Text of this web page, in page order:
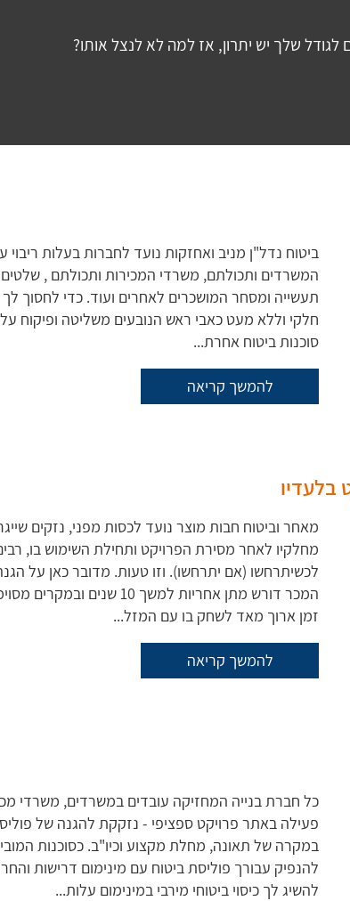
שלך יש יתרון, אז למה לא לנצל אותו?
ביטוח נדל"ן מניב ואחזקות נועד לחברות בעלות
המשרדים ותכולתם, משרדי המכירות ותכולתם ,
תעשייה ומסחר המושכרים לאחרים ועוד. כדי לחסוך לך
חלקי וללא מעט כאבי ראש הנובעים משליטה ופיקוח
סוכנות ביטוח אחרת...
להמשך קריאה
בלעדיו
מאחר וביטוח חבות מוצר נועד לכסות מפני, נזקים
מחלקיו לאחר מסירת הפרויקט ותחילת השימוש בו,
לכשיתרחשו (אם יתרחשו). וזו טעות. מדובר כאן על
זמן ארוך מאד לשחק בו עם המזל...
להמשך קריאה
כל חברת בנייה המחזיקה עובדים במשרדים, משרדי
פעילה באתר פרויקט ספציפי - נזקקת להגנה של
במקרה של תאונה, מחלת מקצוע וכיו"ב. כסוכנות
להנפיק עבורך פוליסת ביטוח עם מינימום דרישות
להשיג לך כיסוי ביטוחי מירבי במינימום עלות...